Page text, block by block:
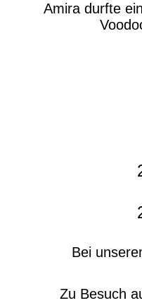
Amira durfte
Bei
Zu Besuch